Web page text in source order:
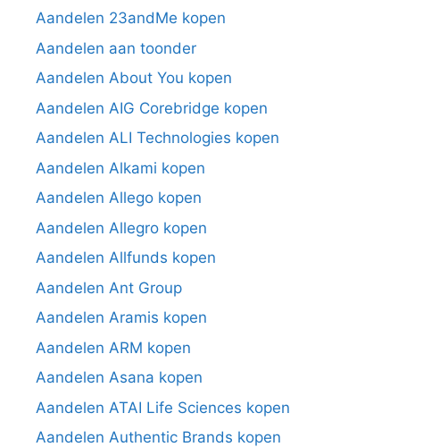
Aandelen 23andMe kopen
Aandelen aan toonder
Aandelen About You kopen
Aandelen AIG Corebridge kopen
Aandelen ALI Technologies kopen
Aandelen Alkami kopen
Aandelen Allego kopen
Aandelen Allegro kopen
Aandelen Allfunds kopen
Aandelen Ant Group
Aandelen Aramis kopen
Aandelen ARM kopen
Aandelen Asana kopen
Aandelen ATAI Life Sciences kopen
Aandelen Authentic Brands kopen